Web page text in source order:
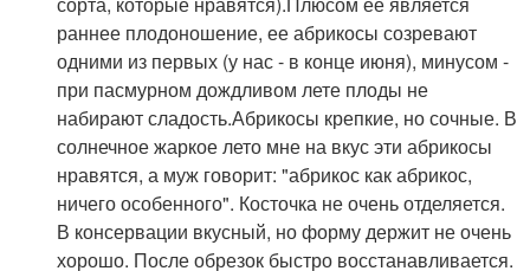
раннее плодоношение, ее абрикосы созревают
одними из первых (у нас - в конце июня), минусом -
при пасмурном дождливом лете плоды не
набирают сладость.Абрикосы крепкие, но сочные. В
солнечное жаркое лето мне на вкус эти абрикосы
нравятся, а муж говорит: "абрикос как абрикос,
ничего особенного". Косточка не очень отделяется.
В консервации вкусный, но форму держит не очень
хорошо. После обрезок быстро восстанавливается.